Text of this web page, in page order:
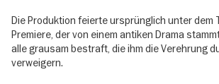
Die Produktion feierte ursprünglich unter dem
Premiere, der von einem antiken Drama
alle grausam bestraft, die ihm die Verehrung
verweigern.